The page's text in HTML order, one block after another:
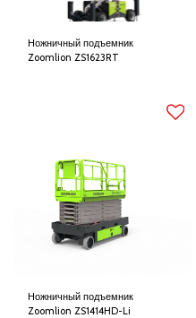
Ножничный подъемник
Zoomlion ZS1623RT
Ножничный подъемник
Zoomlion ZS1414HD-Li